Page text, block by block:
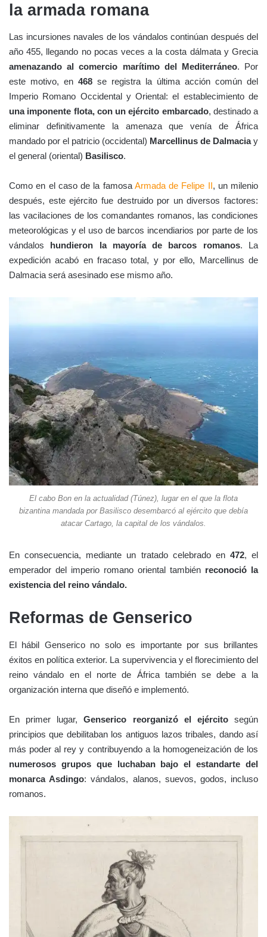
la armada romana
Las incursiones navales de los vándalos continúan después del
año 455, llegando no pocas veces a la costa dálmata y Grecia
amenazando al comercio marítimo del Mediterráneo. Por
este motivo, en 468 se registra la última acción común del
Imperio Romano Occidental y Oriental: el establecimiento de
una imponente flota, con un ejército embarcado, destinado a
eliminar definitivamente la amenaza que venía de África
mandado por el patricio (occidental) Marcellinus de Dalmaciay
el general (oriental) Basilisco.
Como en el caso de la famosa Armada de Felipe II, un milenio
después, este ejército fue destruido por un diversos factores:
las vacilaciones de los comandantes romanos, las condiciones
meteorológicas y el uso de barcos incendiarios por parte de los
vándalos hundieron la mayoría de barcos romanos. La
expedición acabó en fracaso total, y por ello, Marcellinus de
Dalmacia será asesinado ese mismo año.
El cabo Bon en la actualidad (Túnez), lugar en el que la flota
bizantina mandada por Basilisco desembarcó al ejército que debía
atacar Cartago, la capital de los vándalos.
En consecuencia, mediante un tratado celebrado en 472, el
emperador del imperio romano oriental también reconoció la
existencia del reino vándalo.
Reformas de Genserico
El hábil Genserico no solo es importante por sus brillantes
éxitos en política exterior. La supervivencia y el florecimiento del
reino vándalo en el norte de África también se debe a la
organización interna que diseñó e implementó.
En primer lugar, Genserico reorganizó el ejércitosegún
principios que debilitaban los antiguos lazos tribales, dando así
más poder al rey y contribuyendo a la homogeneización de los
numerosos grupos que luchaban bajo el estandarte del
monarca Asdingo: vándalos, alanos, suevos, godos, incluso
romanos.